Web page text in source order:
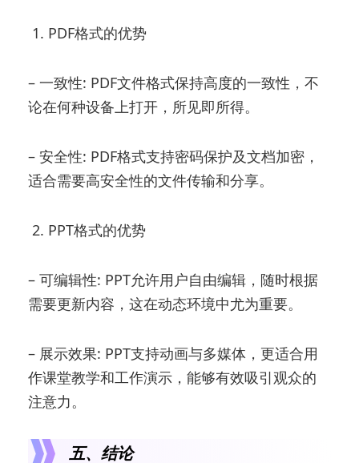
1. PDF格式的优势
– 一致性: PDF文件格式保持高度的一致性，不
论在何种设备上打开，所见即所得。
– 安全性: PDF格式支持密码保护及文档加密，
适合需要高安全性的文件传输和分享。
2. PPT格式的优势
– 可编辑性: PPT允许用户自由编辑，随时根据
需要更新内容，这在动态环境中尤为重要。
– 展示效果: PPT支持动画与多媒体，更适合用
作课堂教学和工作演示，能够有效吸引观众的
注意力。
五、结论